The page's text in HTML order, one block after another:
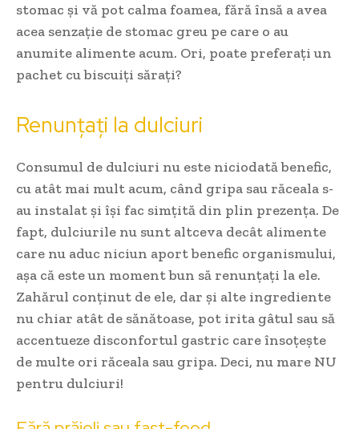
stomac și vă pot calma foamea, fără însă a avea
acea senzație de stomac greu pe care o au
anumite alimente acum. Ori, poate preferați un
pachet cu biscuiți sărați?
Renunțați la dulciuri
Consumul de dulciuri nu este niciodată benefic,
cu atât mai mult acum, când gripa sau răceala s-
au instalat și își fac simțită din plin prezența. De
fapt, dulciurile nu sunt altceva decât alimente
care nu aduc niciun aport benefic organismului,
așa că este un moment bun să renunțați la ele.
Zahărul conținut de ele, dar și alte ingrediente
nu chiar atât de sănătoase, pot irita gâtul sau să
accentueze disconfortul gastric care însoțește
de multe ori răceala sau gripa. Deci, nu mare NU
pentru dulciuri!